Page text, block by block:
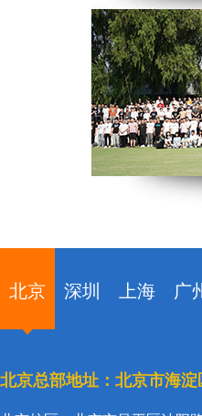
北京 深圳 上海 广
北京总部地址：北京市海